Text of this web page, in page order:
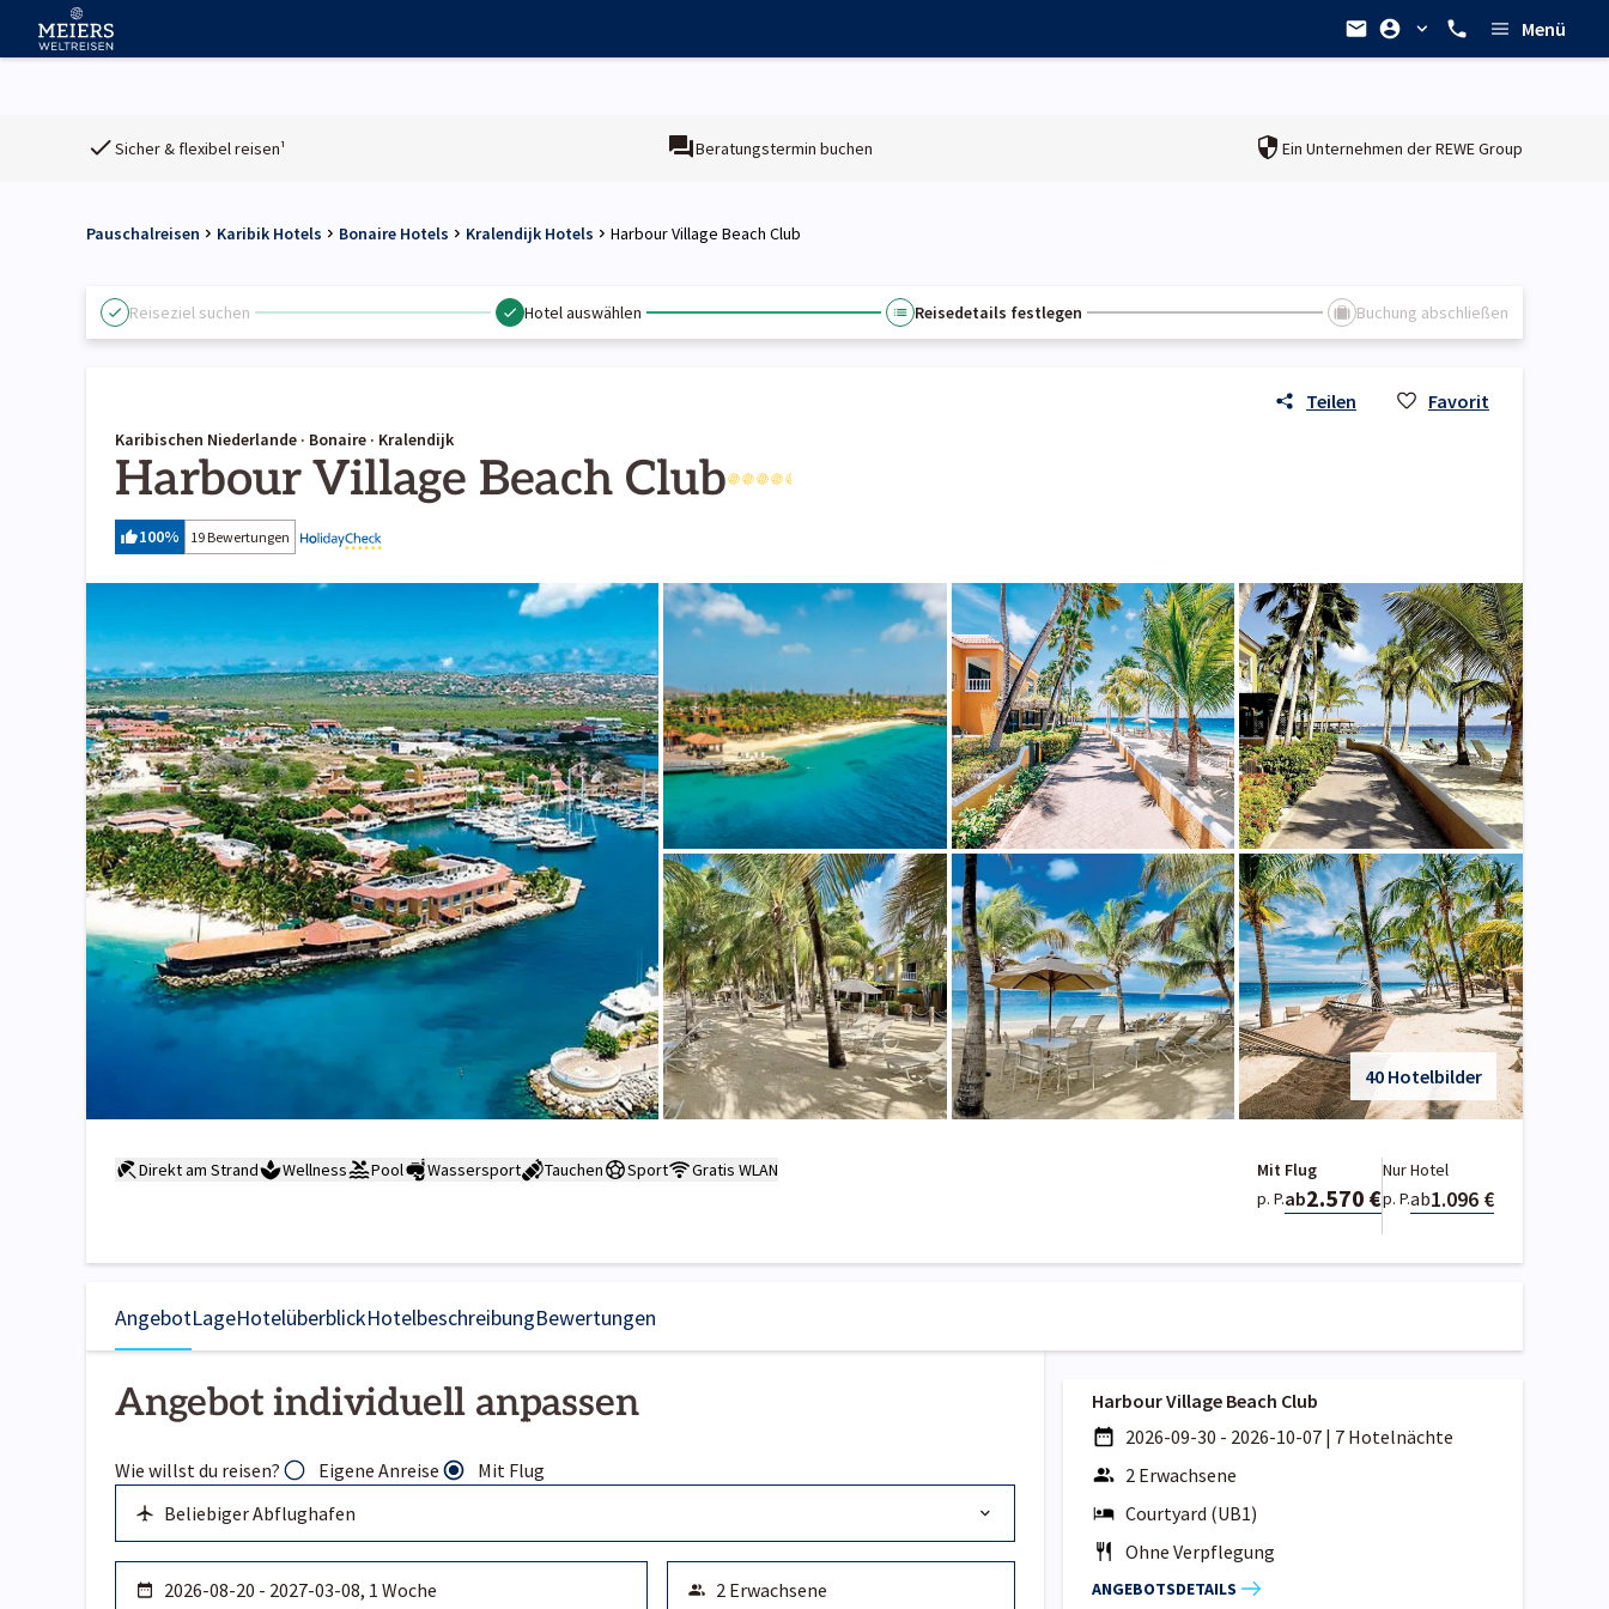
Menü
Sicher & flexibel reisen¹ Beratungstermin buchen Ein Unternehmen derREWE Group
Pauschalreisen Karibik Hotels Bonaire Hotels Kralendijk Hotels Harbour Village Beach Club
Reiseziel suchen Hotel auswählen Reisedetails festlegen Buchung abschließen
Teilen Favorit
Karibischen Niederlande · Bonaire · Kralendijk
Harbour Village Beach Club
100% 19 Bewertungen
40 Hotelbilder
Direkt am Strand Wellness Pool Wassersport Tauchen Sport Gratis WLAN
Mit Flug
p. P.ab2.570 €
Nur Hotel
p. P.ab1.096 €
AngebotLageHotelüberblickHotelbeschreibungBewertungen
Angebot individuell anpassen
Wie willst du reisen? Eigene Anreise Mit Flug
Harbour Village Beach Club
2026-09-30 - 2026-10-07 | 7 Hotelnächte
2 Erwachsene
Courtyard (UB1)
Ohne Verpflegung
ANGEBOTSDETAILS